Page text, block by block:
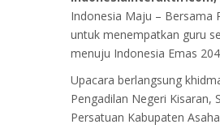
Indonesia Maju – Bersama
untuk menempatkan guru
menuju Indonesia Emas
Upacara berlangsung
Pengadilan Negeri Kisaran,
Persatuan Kabupaten